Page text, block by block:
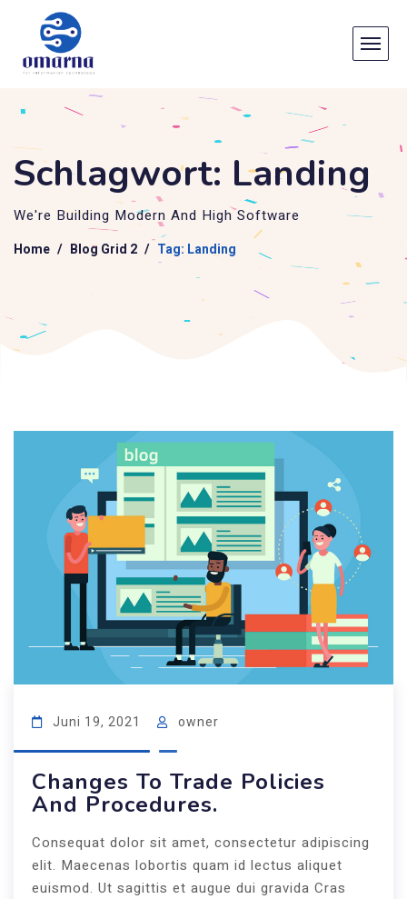
Schlagwort: Landing
We're Building Modern And High Software
Home Blog Grid 2 Tag: Landing
Juni 19, 2021 owner
Changes To Trade Policies
And Procedures.
Consequat dolor sit amet, consectetur adipiscing
elit. Maecenas lobortis quam id lectus aliquet
euismod. Ut sagittis et augue dui gravida Cras